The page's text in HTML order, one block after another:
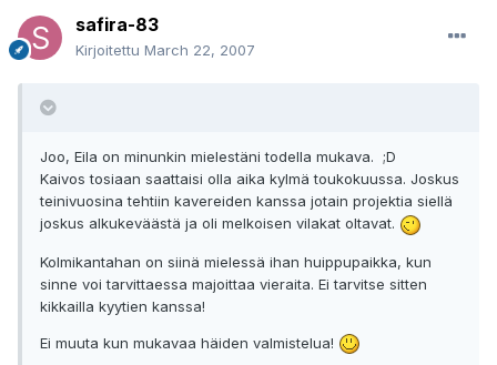
safira-83
Kirjoitettu March 22, 2007
Joo, Eila on minunkin mielestäni todella mukava. ;D
Kaivos tosiaan saattaisi olla aika kylmä toukokuussa. Joskus
teinivuosina tehtiin kavereiden kanssa jotain projektia siellä
joskus alkukeväästä ja oli melkoisen vilakat oltavat.
Kolmikantahan on siinä mielessä ihan huippupaikka, kun
sinne voi tarvittaessa majoittaa vieraita. Ei tarvitse sitten
kikkailla kyytien kanssa!
Ei muuta kun mukavaa häiden valmistelua!